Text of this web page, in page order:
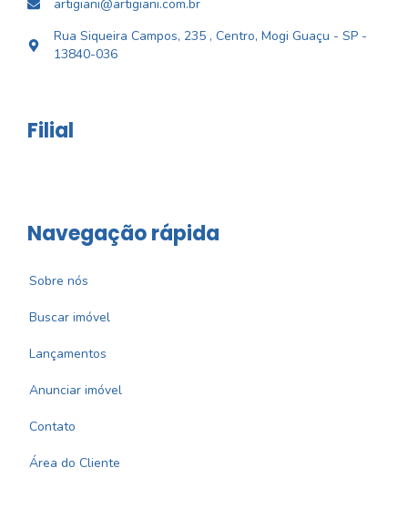
artigiani@artigiani.com.br
Rua Siqueira Campos, 235 , Centro, Mogi Guaçu - SP -
13840-036
Filial
Navegação rápida
Sobre nós
Buscar imóvel
Lançamentos
Anunciar imóvel
Contato
Área do Cliente